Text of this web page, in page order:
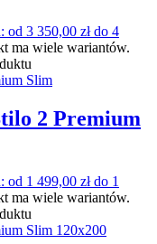
od 3 350,00 zł do 4
ma wiele wariantów.
2 Premium
od 1 499,00 zł do 1
ma wiele wariantów.